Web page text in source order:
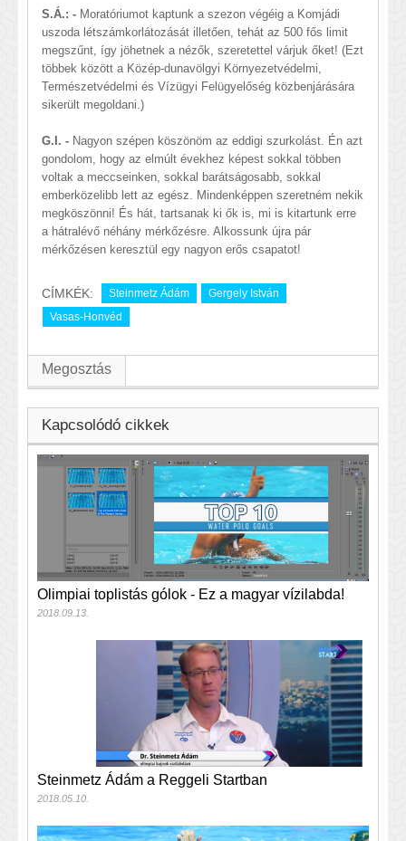
S.Á.: - Moratóriumot kaptunk a szezon végéig a Komjádi
uszoda létszámkorlátozását illetően, tehát az 500 fős limit
megszűnt, így jöhetnek a nézők, szeretettel várjuk őket! (Ezt
többek között a Közép-dunavölgyi Környezetvédelmi,
Természetvédelmi és Vízügyi Felügyelőség közbenjárására
sikerült megoldani.)
G.I. - Nagyon szépen köszönöm az eddigi szurkolást. Én azt
gondolom, hogy az elmúlt évekhez képest sokkal többen
voltak a meccseinken, sokkal barátságosabb, sokkal
emberközelibb lett az egész. Mindenképpen szeretném nekik
megköszönni! És hát, tartsanak ki ők is, mi is kitartunk erre
a hátralévő néhány mérkőzésre. Alkossunk újra pár
mérkőzésen keresztül egy nagyon erős csapatot!
CÍMKÉK: Steinmetz Ádám
Gergely István
Vasas-Honvéd
Megosztás
Kapcsolódó cikkek
Olimpiai toplistás gólok - Ez a magyar vízilabda!
2018.09.13.
Steinmetz Ádám a Reggeli Startban
2018.05.10.